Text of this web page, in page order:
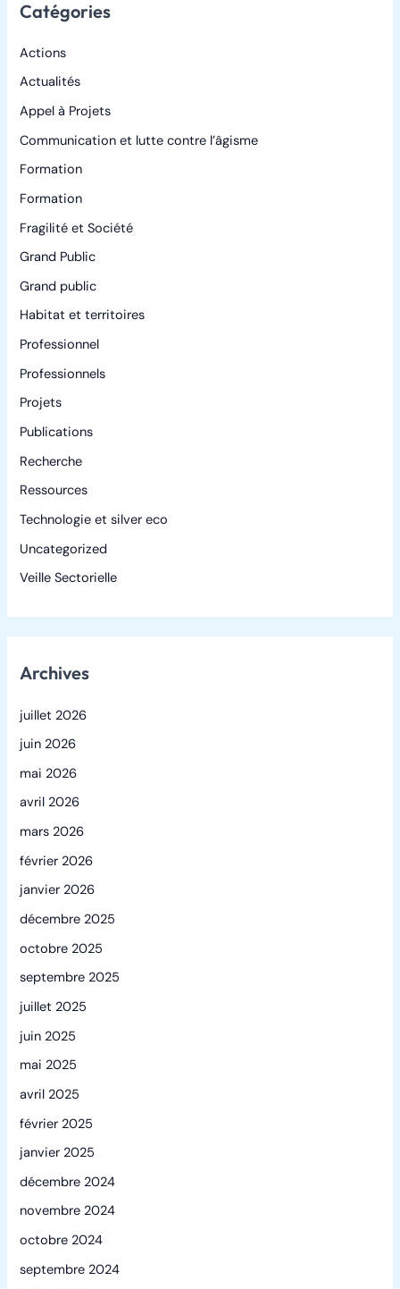
Catégories
Actions
Actualités
Appel à Projets
Communication et lutte contre l’âgisme
Formation
Formation
Fragilité et Société
Grand Public
Grand public
Habitat et territoires
Professionnel
Professionnels
Projets
Publications
Recherche
Ressources
Technologie et silver eco
Uncategorized
Veille Sectorielle
Archives
juillet 2026
juin 2026
mai 2026
avril 2026
mars 2026
février 2026
janvier 2026
décembre 2025
octobre 2025
septembre 2025
juillet 2025
juin 2025
mai 2025
avril 2025
février 2025
janvier 2025
décembre 2024
novembre 2024
octobre 2024
septembre 2024